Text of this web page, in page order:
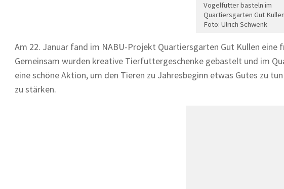
Vogelfutter basteln im
Quartiersgarten Gut
Foto: Ulrich Schwenk
Am 22. Januar fand im NABU-Projekt Quartiersgarten Gut Kullen
Gemeinsam wurden kreative Tierfuttergeschenke gebastelt und im
eine schöne Aktion, um den Tieren zu Jahresbeginn etwas Gutes zu
zu stärken.